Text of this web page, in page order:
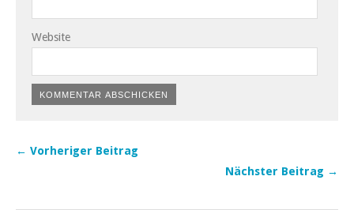
Website
← Vorheriger Beitrag
Nächster Beitrag →